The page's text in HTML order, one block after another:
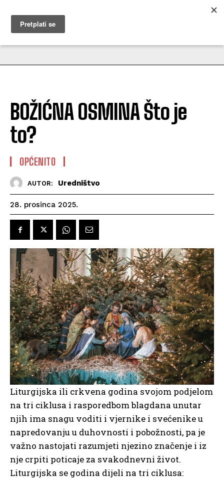
MUŽEVNI BUDITE
BOŽIĆNA OSMINA Što je
to?
OPĆENITO
AUTOR: Uredništvo
28. prosinca 2025.
Liturgijska ili crkvena godina svojom podjelom
na tri ciklusa i rasporedbom blagdana unutar
njih ima snagu voditi i vjernike i svećenike u
napredovanju u duhovnosti i pobožnosti, pa je
važno nastojati razumjeti njezino značenje i iz
nje crpiti poticaje za svakodnevni život.
Liturgijska se godina dijeli na tri ciklusa: